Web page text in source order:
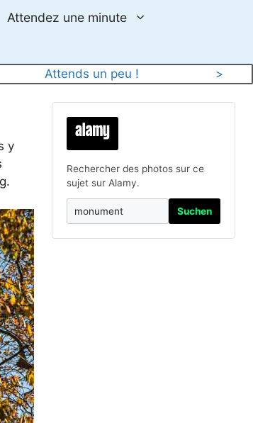
Attendez une minute
Attends un peu ! >
y
Rechercher des photos sur ce
sujet sur Alamy.
Suchen